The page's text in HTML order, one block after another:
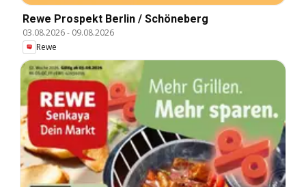
Rewe Prospekt Berlin / Schöneberg
03.08.2026- 09.08.2026
Rewe